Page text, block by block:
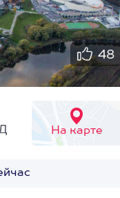
48
На карте